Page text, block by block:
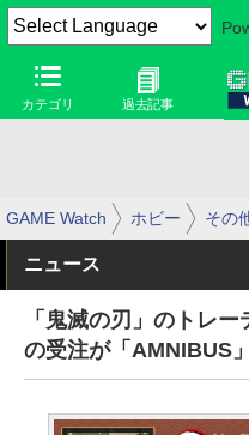
カテゴリ 過去記事
GAME Watch ホビー その
ニュース
「鬼滅の刃」のトレ
の受注が「AMNIBUS